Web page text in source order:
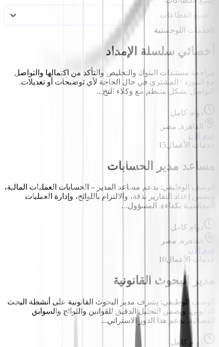
جميع القطاعات
الخدمات اللوجستية
أخصائي سلسلة الإمداد
مراجعة مستندات البنوك والتخليص والتأكد من اكتمالها والتواصل
مع المورد / المشتري في حال الحاجة لأي توضيحات أو تعديلات.
التواصل بشكل منتظم مع وكلاء التخ...
دوام كامل
القاهرة, مصر
قدم الآن
خدمات الأعمال15
مساعد مدير الحسابات
الوصف الوظيفي: يدعم مساعد المدير – الحسابات العمليات المالية،
ويضمن إعداد التقارير بدقة، والالتزام باللوائح، وإدارة العمليات
المحاسبية بكفاءة. المسؤول...
دوام كامل
القاهرة, مصر
قدم الآن
خدمات الأعمال10
مدير البحوث القانونية
الوصف الوظيفي: يشرف مدير البحوث القانونية على أنشطة البحث
القانوني، ويضمن التحليل الدقيق للقوانين واللوائح والسوابق
القضائية. يدعم هذا الدور الاستراتي...
دوام كامل